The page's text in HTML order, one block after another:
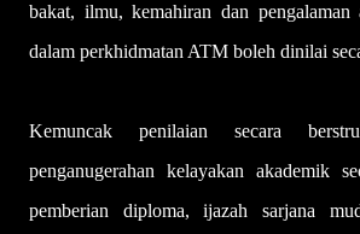
bakat, ilmu, kemahiran dan pengalaman
dalam perkhidmatan ATM boleh dinilai
Kemuncak penilaian secara
penganugerahan kelayakan akademik
pemberian diploma, ijazah sarjana